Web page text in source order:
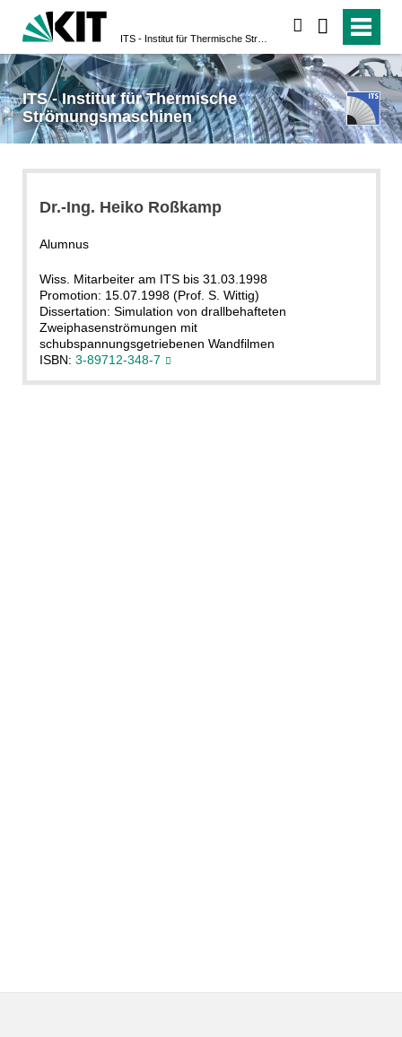
ITS - Institut für Thermische
Strömungsmaschinen
Dr.-Ing. Heiko Roßkamp
Alumnus
Wiss. Mitarbeiter am ITS bis 31.03.1998
Promotion: 15.07.1998 (Prof. S. Wittig)
Dissertation: Simulation von drallbehafteten
Zweiphasenströmungen mit
schubspannungsgetriebenen Wandfilmen
ISBN: 3-89712-348-7